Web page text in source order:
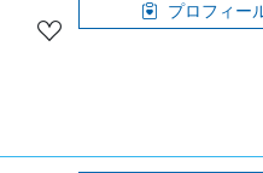
プロフィー